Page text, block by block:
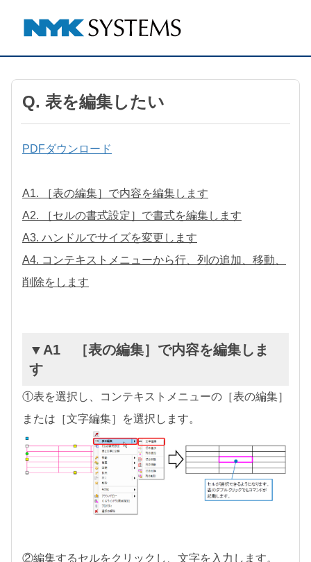
Q. 表を編集したい
PDFダウンロード
A1. ［表の編集］で内容を編集します
A2. ［セルの書式設定］で書式を編集します
A3. ハンドルでサイズを変更します
A4. コンテキストメニューから行、列の追加、移動、
削除をします
▼A1 ［表の編集］で内容を編集しま
す
①表を選択し、コンテキストメニューの［表の編集］
または［文字編集］を選択します。
②編集するセルをクリックし、文字を入力します。